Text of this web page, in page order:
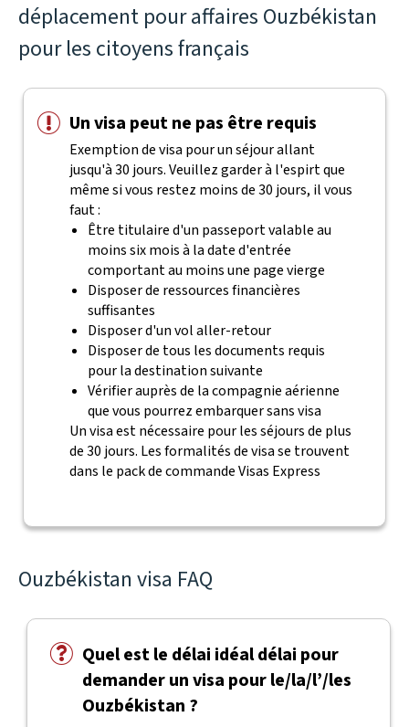
déplacement pour affaires Ouzbékistan
pour les citoyens français
Un visa peut ne pas être requis
Exemption de visa pour un séjour allant
jusqu'à 30 jours. Veuillez garder à l'espirt que
même si vous restez moins de 30 jours, il vous
faut :
Être titulaire d'un passeport valable au
moins six mois à la date d'entrée
comportant au moins une page vierge
Disposer de ressources financières
suffisantes
Disposer d'un vol aller-retour
Disposer de tous les documents requis
pour la destination suivante
Vérifier auprès de la compagnie aérienne
que vous pourrez embarquer sans visa
Un visa est nécessaire pour les séjours de plus
de 30 jours. Les formalités de visa se trouvent
dans le pack de commande Visas Express
Ouzbékistan visa FAQ
Quel est le délai idéal délai pour
demander un visa pour le/la/l’/les
Ouzbékistan ?